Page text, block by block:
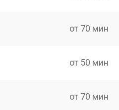
от 70 мин
от 50 мин
от 70 мин